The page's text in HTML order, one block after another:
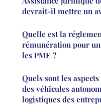
devrait-il mettre un
Quelle est la
rémunération pour
les PME ?
Quels sont les
des véhicules
logistiques des